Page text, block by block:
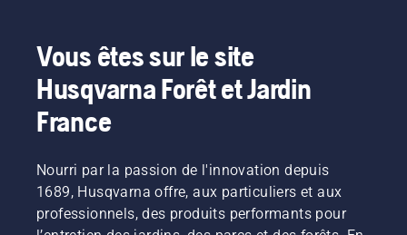
Vous êtes sur le site
Husqvarna Forêt et Jardin
France
Nourri par la passion de l'innovation depuis
1689, Husqvarna offre, aux particuliers et aux
professionnels, des produits performants pour